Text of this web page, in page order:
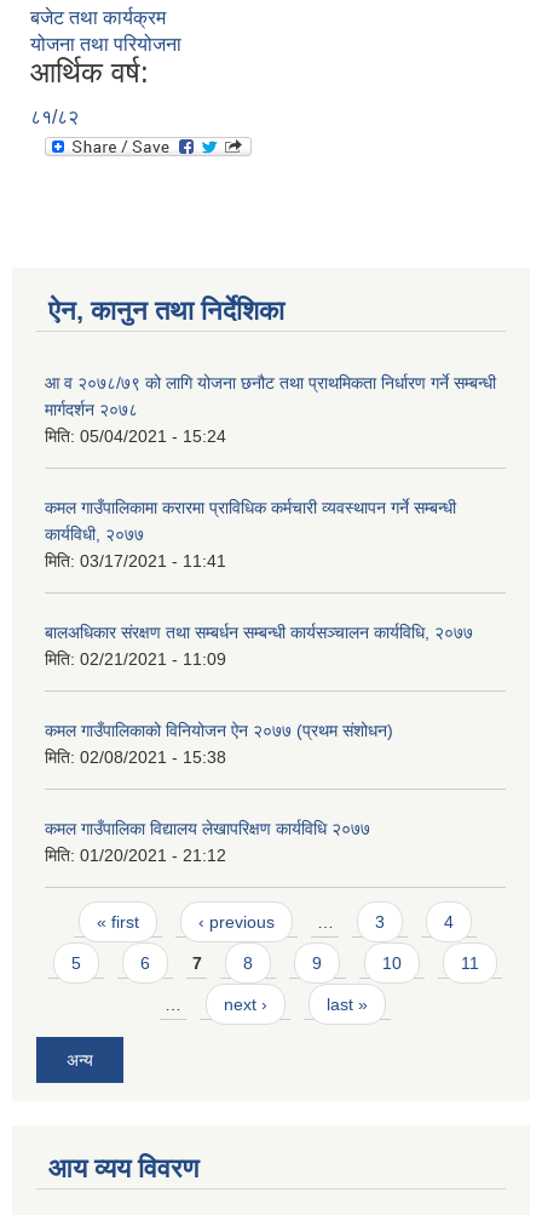
बजेट तथा कार्यक्रम
योजना तथा परियोजना
आर्थिक वर्ष:
८१/८२
ऐन, कानुन तथा निर्देशिका
आ व २०७८/७९ को लागि योजना छनौट तथा प्राथमिकता निर्धारण गर्ने सम्बन्धी
मार्गदर्शन २०७८
मिति: 05/04/2021 - 15:24
कमल गाउँपालिकामा करारमा प्राविधिक कर्मचारी व्यवस्थापन गर्ने सम्बन्धी
कार्यविधी, २०७७
मिति: 03/17/2021 - 11:41
बालअधिकार संरक्षण तथा सम्बर्धन सम्बन्धी कार्यसञ्चालन कार्यविधि, २०७७
मिति: 02/21/2021 - 11:09
कमल गाउँपालिकाको विनियोजन ऐन २०७७ (प्रथम संशोधन)
मिति: 02/08/2021 - 15:38
कमल गाउँपालिका विद्यालय लेखापरिक्षण कार्यविधि २०७७
मिति: 01/20/2021 - 21:12
Pages
« first ‹ previous 3 4
5 6 7 8 9 10 11
next › last »
अन्य
आय व्यय विवरण